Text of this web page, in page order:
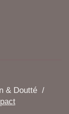
& Doutté /